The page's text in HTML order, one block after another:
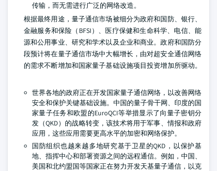
传输，而无需进行广泛的网络改造。
根据最终用途，量子通信市场被细分为政府和国防、银行、
金融服务和保险（BFSI）、医疗保健和生命科学、电信、能
源和公用事业、研究和学术以及企业和商业。政府和国防分
段预计将在量子通信市场中大幅增长，由对超安全通信网络
的需求不断增加和国家量子基础设施项目投资增加所驱动。
世界各地的政府正在开发国家量子通信网络，以改善网络
安全和保护关键基础设施。中国的量子骨干网、印度的国
家量子任务和欧盟的EuroQCI等举措显示了向量子密钥分
发（QKD）的战略转变，该技术将用于军事、情报和政府
应用，这些应用需要更高水平的加密和网络保护。
国防组织也越来越多地研究基于卫星的QKD，以保护基
地、指挥中心和部署资源之间的远程通信。例如，中国、
美国和北约盟国等国家正在努力开发天基量子通信，以克